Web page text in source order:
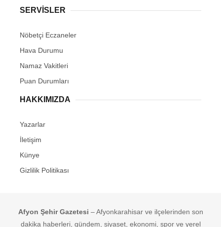
SERVİSLER
Nöbetçi Eczaneler
Hava Durumu
Namaz Vakitleri
Puan Durumları
HAKKIMIZDA
Yazarlar
İletişim
Künye
Gizlilik Politikası
Afyon Şehir Gazetesi – Afyonkarahisar ve ilçelerinden son
dakika haberleri, gündem, siyaset, ekonomi, spor ve yerel